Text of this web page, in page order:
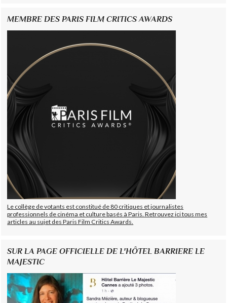
MEMBRE DES PARIS FILM CRITICS AWARDS
Le collège de votants est constitué de 80 critiques et journalistes
professionnels de cinéma et culture basés à Paris. Retrouvez ici tous mes
articles au sujet des Paris Film Critics Awards.
SUR LA PAGE OFFICIELLE DE L'HÔTEL BARRIERE LE
MAJESTIC